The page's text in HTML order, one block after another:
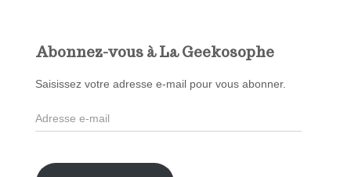
c
e
r
Abonnez-vous à La Geekosophe
Saisissez votre adresse e-mail pour vous abonner.
A
d